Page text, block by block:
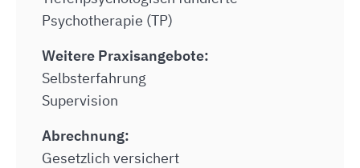
Psychotherapie (TP)
Weitere Praxisangebote:
Selbsterfahrung
Supervision
Abrechnung:
Gesetzlich versichert